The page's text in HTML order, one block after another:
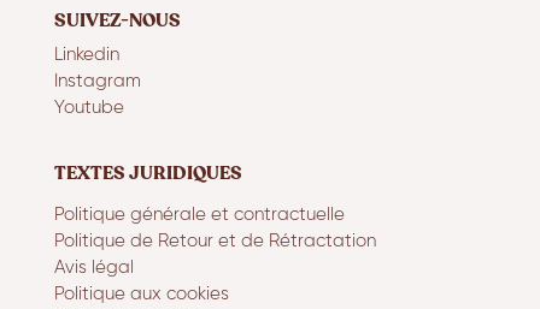
SUIVEZ-NOUS
Linkedin
Instagram
Youtube
TEXTES JURIDIQUES
Politique générale et contractuelle
Politique de Retour et de Rétractation
Avis légal
Politique aux cookies